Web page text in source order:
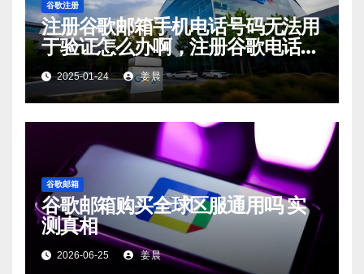
谷歌注册
注册谷歌邮箱手机电话号码无法用
于验证怎么办啊，注册谷歌电话号
码无法用于验证怎么回事？
2025-01-24 姜晨
谷歌邮箱
谷歌邮箱购买全球区服通用吗 实
测真相
2026-06-25 姜晨